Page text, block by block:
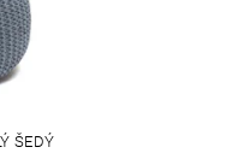
ŠEDÝ